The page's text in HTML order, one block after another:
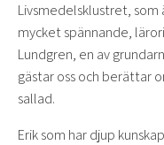
Livsmedelsklustret,
mycket spännande,
Lundgren, en av
gästar oss och berättar
sallad.
Erik som har djup